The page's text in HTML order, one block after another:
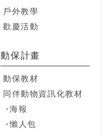
戶外教學
歡慶活動
動保計畫
動保教材
同伴動物資訊化教材
海報
懶人包